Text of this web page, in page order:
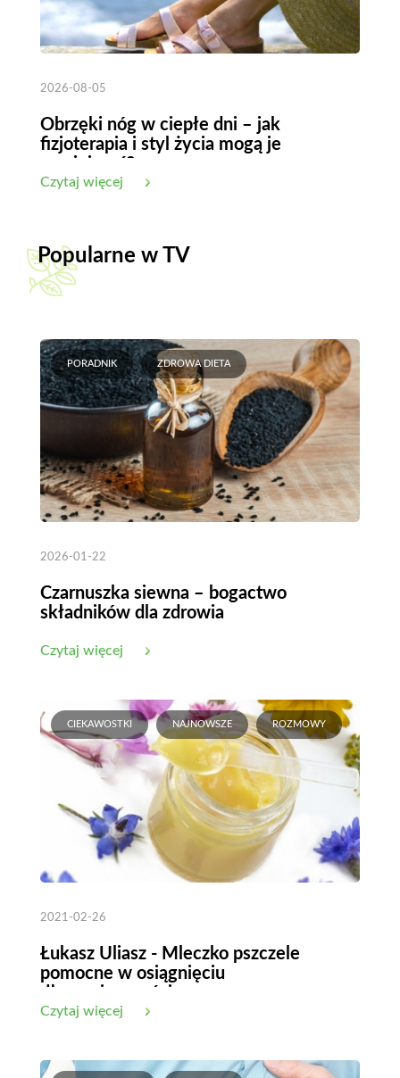
2026-08-05
Obrzęki nóg w ciepłe dni – jak
fizjoterapia i styl życia mogą je
zmniejszyć?
Czytaj więcej
Popularne w TV
PORADNIK ZDROWA DIETA
2026-01-22
Czarnuszka siewna – bogactwo
składników dla zdrowia
Czytaj więcej
CIEKAWOSTKI NAJNOWSZE ROZMOWY
2021-02-26
Łukasz Uliasz - Mleczko pszczele
pomocne w osiągnięciu
długowieczności
Czytaj więcej